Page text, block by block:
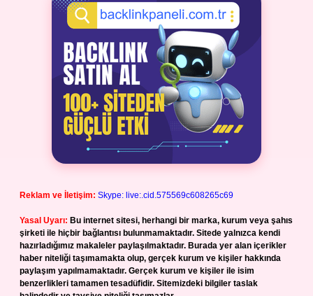
Reklam ve İletişim: Skype: live:.cid.575569c608265c69
Yasal Uyarı: Bu internet sitesi, herhangi bir marka, kurum veya şahıs
şirketi ile hiçbir bağlantısı bulunmamaktadır. Sitede yalnızca kendi
hazırladığımız makaleler paylaşılmaktadır. Burada yer alan içerikler
haber niteliği taşımamakta olup, gerçek kurum ve kişiler hakkında
paylaşım yapılmamaktadır. Gerçek kurum ve kişiler ile isim
benzerlikleri tamamen tesadüfidir. Sitemizdeki bilgiler taslak